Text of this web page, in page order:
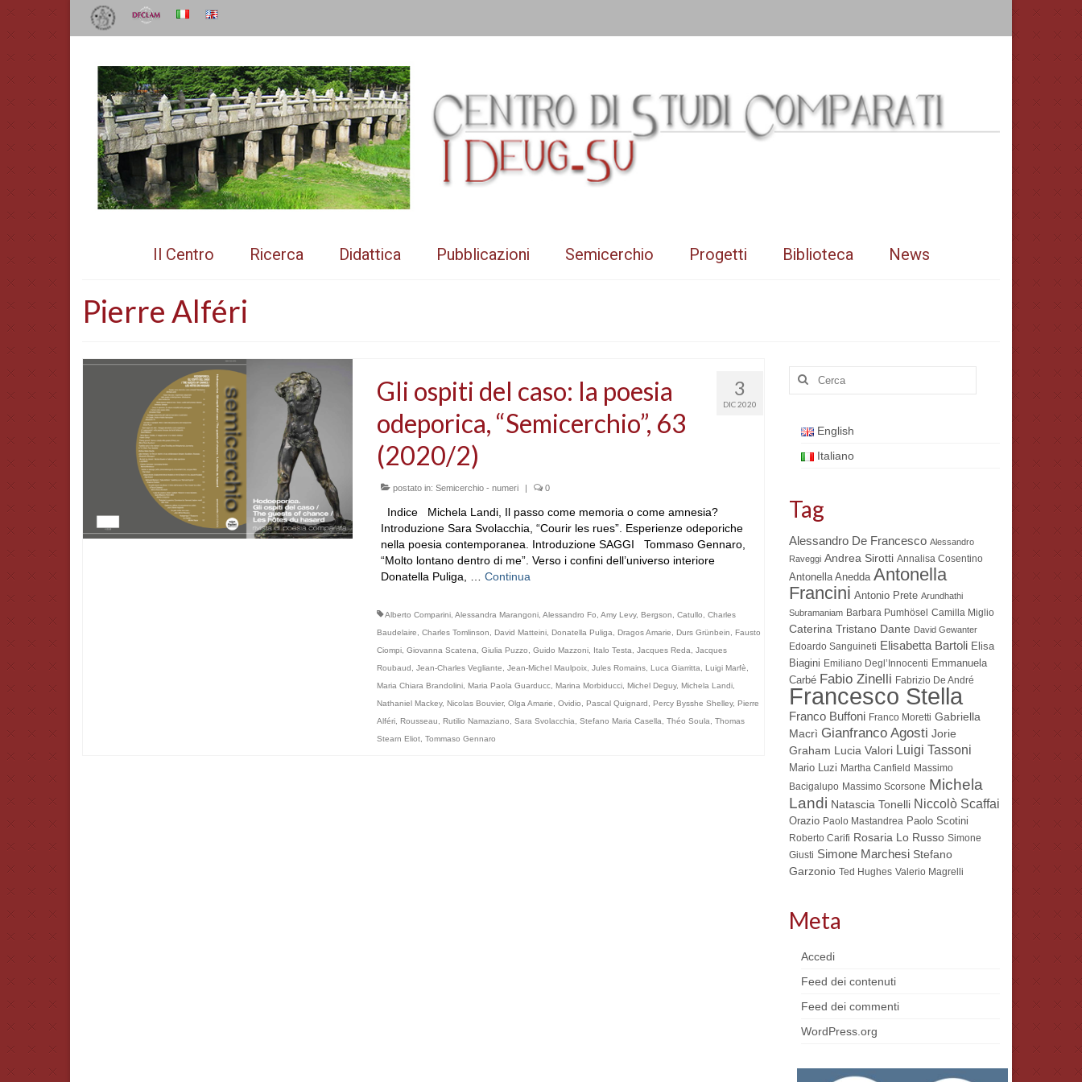
Il Centro Ricerca Didattica Pubblicazioni Semicerchio Progetti Biblioteca News
Pierre Alféri
3
DIC 2020
Gli ospiti del caso: la poesia
odeporica, “Semicerchio”, 63
(2020/2)
postato in: Semicerchio - numeri | 0
Indice Michela Landi, Il passo come memoria o come amnesia?
Introduzione Sara Svolacchia, “Courir les rues”. Esperienze odeporiche
nella poesia contemporanea. Introduzione SAGGI Tommaso Gennaro,
“Molto lontano dentro di me”. Verso i confini dell’universo interiore
Donatella Puliga, … Continua
Alberto Comparini, Alessandra Marangoni, Alessandro Fo Amy Levy, Bergson Catullo
Charles
Baudelaire
Charles Tomlinson David Matteini, Donatella Puliga Dragos Amarie Durs Grünbein
Fausto
Ciompi, Giovanna Scatena Giulia Puzzo Guido Mazzoni, Italo Testa Jacques Reda
Jacques
Roubaud
Jean-Charles Vegliante Jean-Michel Maulpoix, Jules Romains, Luca Giarritta Luigi Marfè
Maria Chiara Brandolini, Maria Paola Guarducc, Marina Morbiducci, Michel Deguy, Michela Landi,
Nathaniel Mackey, Nicolas Bouvier, Olga Amarie Ovidio Pascal Quignard Percy Bysshe Shelley, Pierre
Alféri, Rousseau Rutilio Namaziano Sara Svolacchia Stefano Maria Casella Théo Soula
Thomas
Stearn Eliot, Tommaso Gennaro
Cerca:
English
Italiano
Tag
Alessandro De Francesco Alessandro
Raveggi Andrea Sirotti Annalisa Cosentino
Antonella Anedda Antonella
Francini Antonio Prete Arundhathi
Subramaniam Barbara Pumhösel Camilla Miglio
Caterina Tristano Dante David Gewanter
Edoardo Sanguineti Elisabetta Bartoli Elisa
Biagini Emiliano Degl’Innocenti Emmanuela
Carbé Fabio Zinelli Fabrizio De André
Francesco Stella
Franco Buffoni Franco Moretti Gabriella
Macrì Gianfranco Agosti Jorie
Graham Lucia Valori Luigi Tassoni
Mario Luzi Martha Canfield Massimo
Bacigalupo Massimo Scorsone Michela
Landi Natascia Tonelli Niccolò Scaffai
Orazio Paolo Mastandrea Paolo Scotini
Roberto Carifi Rosaria Lo Russo Simone
Giusti Simone Marchesi Stefano
Garzonio Ted Hughes Valerio Magrelli
Meta
Accedi
Feed dei contenuti
Feed dei commenti
WordPress.org